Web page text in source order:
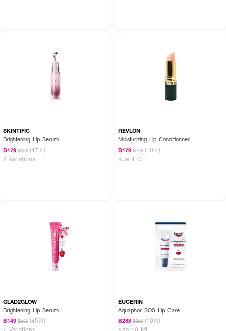
SKINTIFIC
Brightening Lip Serum
฿179 ฿339 (47%)
8 Variations
REVLON
Moisturizing Lip Conditionner
฿179 ฿199 (10%)
size 4 G
GLAD2GLOW
Brightening Lip Serum
฿149 ฿269 (45%)
7 Variations
EUCERIN
Aquaphor SOS Lip Care
฿288 ฿320 (10%)
size 10 ML